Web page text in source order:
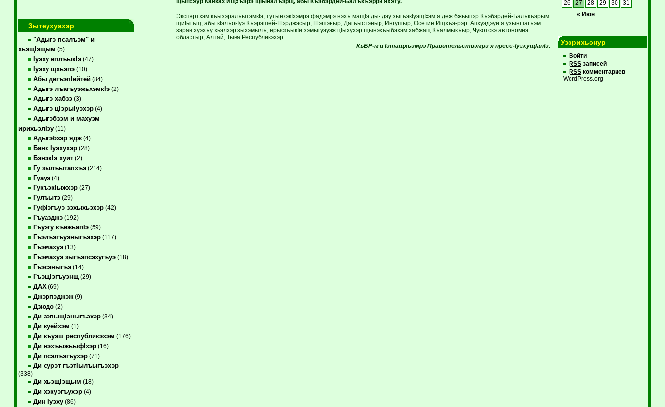
Зытеухуахэр
"Адыгэ псалъэм" и
хьэщIэщым (5)
Iуэху еплъыкIэ(47)
Iуэху щхьэпэ(10)
Абы дегъэпIейтей(84)
Адыгэ лъагъуэжьхэмкIэ(2)
Адыгэ хабзэ(3)
Адыгэ цIэрыIуэхэр(4)
Адыгэбзэм и махуэм
ирихьэлIэу(11)
Адыгэбзэр ядж(4)
Банк Iуэхухэр(28)
БэнэкIэ хуит(2)
Гу зылъытапхъэ(214)
Гуауэ(4)
ГукъэкIыжхэр(27)
Гулъытэ(29)
ГуфIэгъуэ зэхыхьэхэр(42)
Гъуазджэ(192)
Гъуэгу къежьапIэ(59)
Гъэлъэгъуэныгъэхэр(117)
Гъэмахуэ(13)
Гъэмахуэ зыгъэпсэхугъуэ(18)
Гъэсэныгъэ(14)
ГъэщIэгъуэнщ(29)
ДАХ (69)
Джэрпэджэж(9)
Дзюдо(2)
Ди зэпыщIэныгъэхэр(34)
Ди куейхэм (1)
Ди къуэш республикэхэм (176)
Ди нэхъыжьыфIхэр(16)
Ди псэлъэгъухэр(71)
Ди сурэт гъэтIылъыгъэхэр
(338)
Ди хьэщIэщым (18)
Ди хэкуэгъухэр(4)
Дин Iуэху(86)
Экспертхэм къызэралъытэмкIэ, тутынхэкIхэмрэ фадэмрэ нэхъ мащIэ ды- дэу зыгъэкIуэщIхэм я деж бжьыпэр Къэбэрдей-Балъкъэрым
щиIыгъщ, абы кIэлъокIуэ Къэрэшей-Шэрджэсыр, Шэшэныр, Дагъыстэныр, Ингушыр, Осетие Ищхъэ-рэр. Апхуэдэуи я узыншагъэм
зэран хуэхъу хьэлхэр зыхэмылъ, ерыскъыкIи зэмыгуэуэж цIыхухэр щынэхъыбэхэм хабжащ Къалмыкъыр, Чукотскэ автономнэ
областыр, Алтай, Тыва Республикэхэр.
КъБР-м и Iэтащхьэмрэ Правительствэмрэ я пресс-IуэхущIапIэ.
« Июн
26 27 28 29 30 31
Узэрихьэнур
Войти
RSSзаписей
RSSкомментариев
WordPress.org